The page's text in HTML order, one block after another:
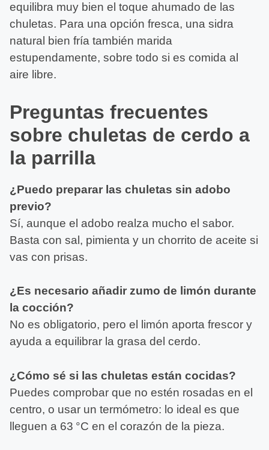
equilibra muy bien el toque ahumado de las
chuletas. Para una opción fresca, una sidra
natural bien fría también marida
estupendamente, sobre todo si es comida al
aire libre.
Preguntas frecuentes
sobre chuletas de cerdo a
la parrilla
¿Puedo preparar las chuletas sin adobo
previo?
Sí, aunque el adobo realza mucho el sabor.
Basta con sal, pimienta y un chorrito de aceite si
vas con prisas.
¿Es necesario añadir zumo de limón durante
la cocción?
No es obligatorio, pero el limón aporta frescor y
ayuda a equilibrar la grasa del cerdo.
¿Cómo sé si las chuletas están cocidas?
Puedes comprobar que no estén rosadas en el
centro, o usar un termómetro: lo ideal es que
lleguen a 63 °C en el corazón de la pieza.